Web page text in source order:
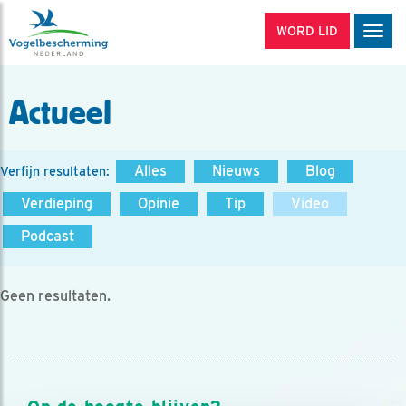
WORD LID
Actueel
Verfijn resultaten: Alles Nieuws
Blog
Verdieping
Opinie Tip
Video
Podcast
Geen resultaten.